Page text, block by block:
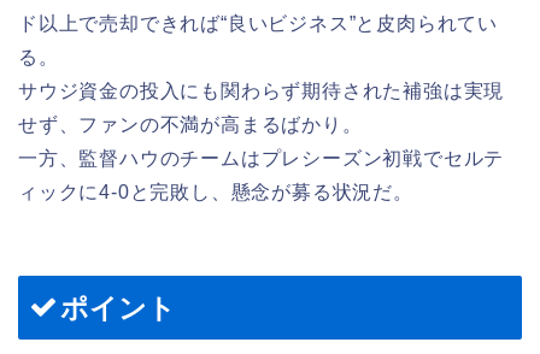
ド以上で売却できれば“良いビジネス”と皮肉られてい
る。
サウジ資金の投入にも関わらず期待された補強は実現
せず、ファンの不満が高まるばかり。
一方、監督ハウのチームはプレシーズン初戦でセルテ
ィックに4-0と完敗し、懸念が募る状況だ。
ポイント